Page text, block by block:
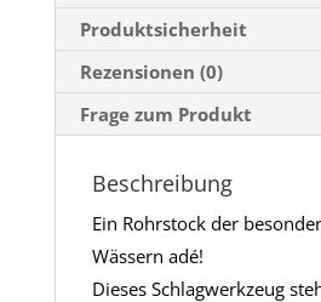
Produktsicherheit
Rezensionen (0)
Frage zum Produkt
Beschreibung
Ein Rohrstock der
Wässern adé!
Dieses Schlagwerkzeug